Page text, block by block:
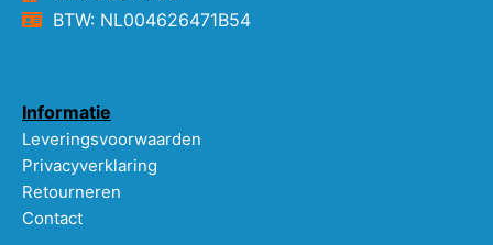
BTW: NL004626471B54
Informatie
Leveringsvoorwaarden
Privacyverklaring
Retourneren
Contact